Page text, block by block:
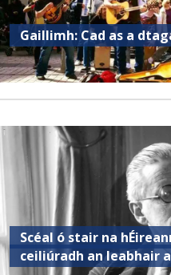
Gaillimh: Cad as a
Scéal ó stair na
ceiliúradh an leabhair